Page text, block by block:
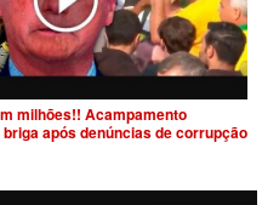
milhões!! Acampamento
após denúncias de corrupção